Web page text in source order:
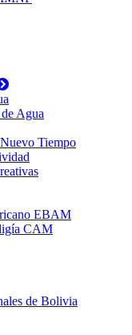
Agua
Tiempo
EBAM
CAM
de Bolivia